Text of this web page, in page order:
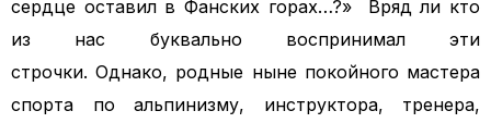
сердце оставил в Фанских горах…?» Вряд ли кто
из нас буквально воспринимал эти
строчки.Однако, родные ныне покойного мастера
спорта по альпинизму, инструктора, тренера,